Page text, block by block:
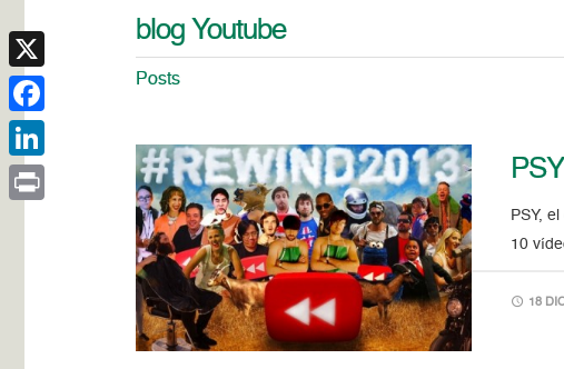
blog Youtube
Posts
PSY,
10
18
X
Facebook
LinkedIn